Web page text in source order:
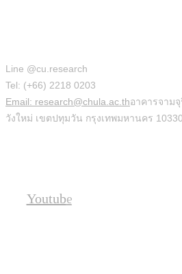
Line @cu.research
Tel: (+66) 2218 0203
Email: research@chula.ac.thอาคารจาม
วังใหม่ เขตปทุมวัน กรุงเทพมหานคร 10330
Youtube